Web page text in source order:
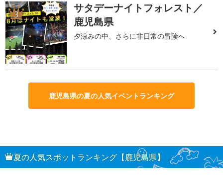
3
サタデーナイトフォレスト／
鹿児島県
夕涼みの中、さらに非日常の冒険へ
鹿児島県の夏の人気イベントランキング
夏の人気スポットランキング【鹿児島県】